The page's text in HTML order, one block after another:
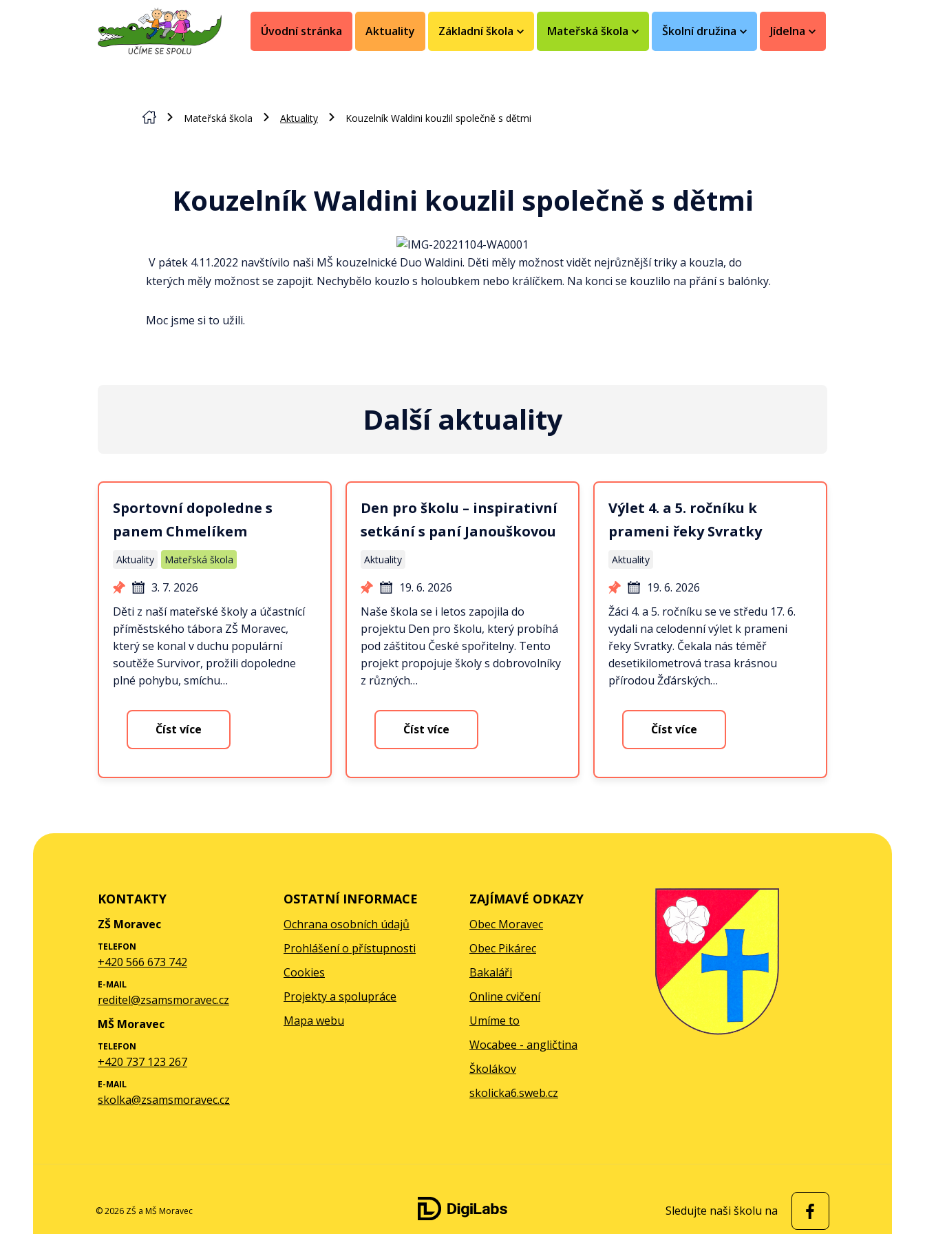
Úvodní stránka Aktuality Základní škola Mateřská škola Školní družina Jídelna
Mateřská škola Aktuality Kouzelník Waldini kouzlil společně s dětmi
Kouzelník Waldini kouzlil společně s dětmi
V pátek 4.11.2022 navštívilo naši MŠ kouzelnické Duo Waldini. Děti měly možnost vidět nejrůznější triky a kouzla, do
kterých měly možnost se zapojit. Nechybělo kouzlo s holoubkem nebo králíčkem. Na konci se kouzlilo na přání s balónky.
Moc jsme si to užili.
Další aktuality
Sportovní dopoledne s
panem Chmelíkem
Aktuality Mateřská škola
3. 7. 2026
Děti z naší mateřské školy a účastnící
příměstského tábora ZŠ Moravec,
který se konal v duchu populární
soutěže Survivor, prožili dopoledne
plné pohybu, smíchu…
Číst více
Den pro školu – inspirativní
setkání s paní Janouškovou
Aktuality
19. 6. 2026
Naše škola se i letos zapojila do
projektu Den pro školu, který probíhá
pod záštitou České spořitelny. Tento
projekt propojuje školy s dobrovolníky
z různých…
Číst více
Výlet 4. a 5. ročníku k
prameni řeky Svratky
Aktuality
19. 6. 2026
Žáci 4. a 5. ročníku se ve středu 17. 6.
vydali na celodenní výlet k prameni
řeky Svratky. Čekala nás téměř
desetikilometrová trasa krásnou
přírodou Žďárských…
Číst více
KONTAKTY
ZŠ Moravec
TELEFON
+420 566 673 742
E-MAIL
reditel@zsamsmoravec.cz
MŠ Moravec
TELEFON
+420 737 123 267
E-MAIL
skolka@zsamsmoravec.cz
OSTATNÍ INFORMACE
Ochrana osobních údajů
Prohlášení o přístupnosti
Cookies
Projekty a spolupráce
Mapa webu
ZAJÍMAVÉ ODKAZY
Obec Moravec
Obec Pikárec
Bakaláři
Online cvičení
Umíme to
Wocabee - angličtina
Školákov
skolicka6.sweb.cz
© 2026 ZŠ a MŠ Moravec Sledujte naši školu na